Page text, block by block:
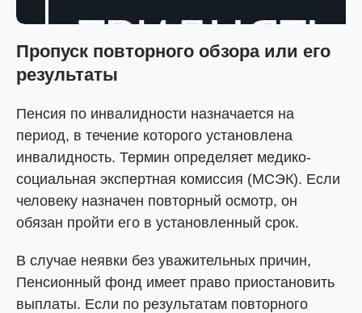
Пропуск повторного обзора или его
результаты
Пенсия по инвалидности назначается на
период, в течение которого установлена
инвалидность. Термин определяет медико-
социальная экспертная комиссия (МСЭК). Если
человеку назначен повторный осмотр, он
обязан пройти его в установленный срок.
В случае неявки без уважительных причин,
Пенсионный фонд имеет право приостановить
выплаты. Если по результатам повторного